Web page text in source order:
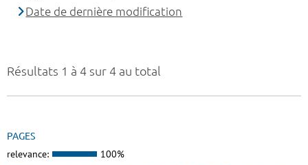
Résultats 1 à 4 sur 4 au total
PAGES
relevance: 100%
Date de dernière modification